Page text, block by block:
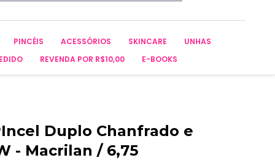
PINCÉIS ACESSÓRIOS SKINCARE
UNHAS
REVENDA POR R$10,00 E-BOOKS
Duplo Chanfrado e
- Macrilan / 6,75